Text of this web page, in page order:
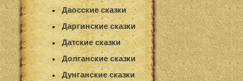
Даосские сказки
Даргинские сказки
Датские сказки
Долганские сказки
Дунганские сказки